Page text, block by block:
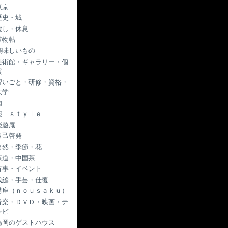
京
史・城
し・休息
物帖
味しいもの
術館・ギャラリー・個
いごと・研修・資格・
学
ｓｔｙｌｅ
遊庵
己啓発
然・季節・花
道・中国茶
事・イベント
縫・手芸・仕覆
座（ｎｏｕｓａｋｕ）
楽・ＤＶＤ・映画・テ
ビ
岡のゲストハウス